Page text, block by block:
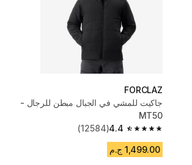
FORCLAZ
جاكيت للمشي في الجبال مبطن للرجال -
MT50
4.4
4.4 out of 5 stars from 12584 reviews
(12584)
1,499.00 ج.م